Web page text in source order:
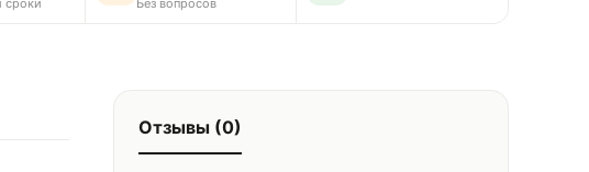
сроки Без вопросов
Отзывы (0)